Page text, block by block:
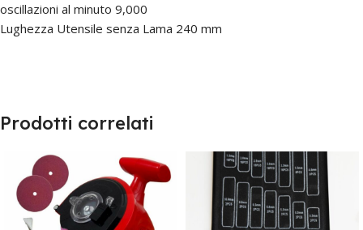
oscillazioni al minuto 9,000
Lughezza Utensile senza Lama 240 mm
Prodotti correlati